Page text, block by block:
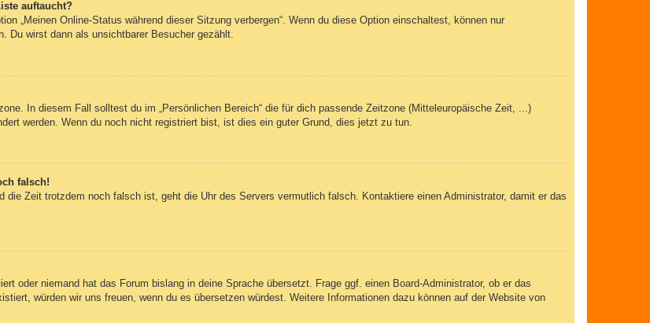
auftaucht?
„Meinen Online-Status während dieser Sitzung verbergen“. Wenn du diese Option einschaltest, können nur
Du wirst dann als unsichtbarer Besucher gezählt.
In diesem Fall solltest du im „Persönlichen Bereich“ die für dich passende Zeitzone (Mitteleuropäische Zeit, ...)
werden. Wenn du noch nicht registriert bist, ist dies ein guter Grund, dies jetzt zu tun.
falsch!
Zeit trotzdem noch falsch ist, geht die Uhr des Servers vermutlich falsch. Kontaktiere einen Administrator, damit er das
oder niemand hat das Forum bislang in deine Sprache übersetzt. Frage ggf. einen Board-Administrator, ob er das
würden wir uns freuen, wenn du es übersetzen würdest. Weitere Informationen dazu können auf der Website von